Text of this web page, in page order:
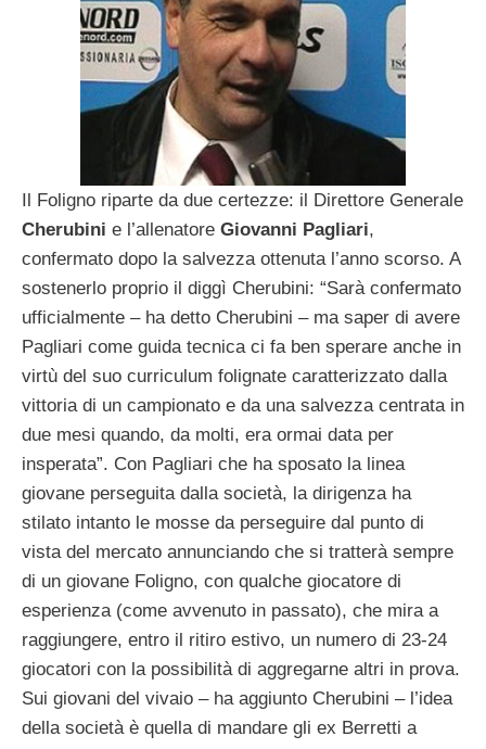
Il Foligno riparte da due certezze: il Direttore Generale
Cherubini e l’allenatore Giovanni Pagliari,
confermato dopo la salvezza ottenuta l’anno scorso. A
sostenerlo proprio il diggì Cherubini: “Sarà confermato
ufficialmente – ha detto Cherubini – ma saper di avere
Pagliari come guida tecnica ci fa ben sperare anche in
virtù del suo curriculum folignate caratterizzato dalla
vittoria di un campionato e da una salvezza centrata in
due mesi quando, da molti, era ormai data per
insperata”. Con Pagliari che ha sposato la linea
giovane perseguita dalla società, la dirigenza ha
stilato intanto le mosse da perseguire dal punto di
vista del mercato annunciando che si tratterà sempre
di un giovane Foligno, con qualche giocatore di
esperienza (come avvenuto in passato), che mira a
raggiungere, entro il ritiro estivo, un numero di 23-24
giocatori con la possibilità di aggregarne altri in prova.
Sui giovani del vivaio – ha aggiunto Cherubini – l’idea
della società è quella di mandare gli ex Berretti a